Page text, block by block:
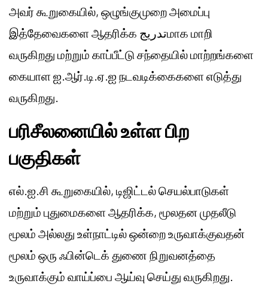
அவர் கூறுகையில், ஒழுங்குமுறை அமைப்பு
இத்தேவைகளை ஆதரிக்க تدريجமாக மாறி
வருகிறது மற்றும் காப்பீட்டு சந்தையில் மாற்றங்களை
கையாள ஐ.ஆர்.டி.ஏ.ஐ நடவடிக்கைகளை எடுத்து
வருகிறது.
பரிசீலனையில் உள்ள பிற
பகுதிகள்
எல்.ஐ.சி கூறுகையில், டிஜிட்டல் செயல்பாடுகள்
மற்றும் புதுமைகளை ஆதரிக்க, மூலதன முதலீடு
மூலம் அல்லது உள்நாட்டில் ஒன்றை உருவாக்குவதன்
மூலம் ஒரு ஃபின்டெக் துணை நிறுவனத்தை
உருவாக்கும் வாய்ப்பை ஆய்வு செய்து வருகிறது.